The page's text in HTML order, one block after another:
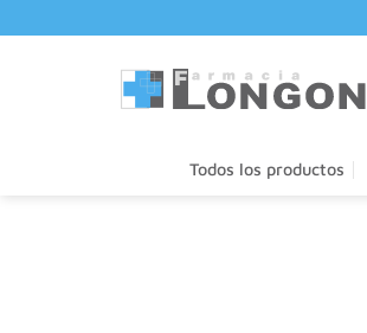
al
Todos los productos